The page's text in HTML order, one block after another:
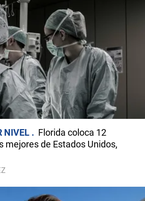
NIVEL
Florida coloca 12
mejores de Estados Unidos,